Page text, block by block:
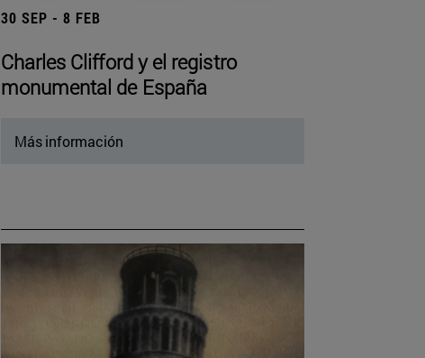
30 SEP - 8 FEB
Charles Clifford y el registro
monumental de España
Más información